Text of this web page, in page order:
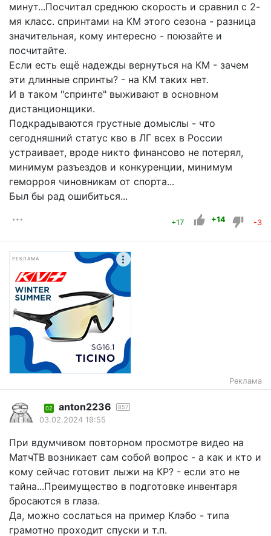
минут...Посчитал среднюю скорость и сравнил с 2-
мя класс. спринтами на КМ этого сезона - разница
значительная, кому интересно - поюзайте и
посчитайте.
Если есть ещё надежды вернуться на КМ - зачем
эти длинные спринты? - на КМ таких нет.
И в таком "спринте" выживают в основном
дистанционщики.
Подкрадываются грустные домыслы - что
сегодняшний статус кво в ЛГ всех в России
устраивает, вроде никто финансово не потерял,
минимум разъездов и конкуренции, минимум
геморроя чиновникам от спорта...
Был бы рад ошибиться...
+17 +14 -3
РЕКЛАМА
Реклама
02 anton2236 857
03.02.2024 19:55
При вдумчивом повторном просмотре видео на
МатчТВ возникает сам собой вопрос - а как и кто и
кому сейчас готовит лыжи на КР? - если это не
тайна...Преимущество в подготовке инвентаря
бросаются в глаза.
Да, можно сослаться на пример Клэбо - типа
грамотно проходит спуски и т.п.